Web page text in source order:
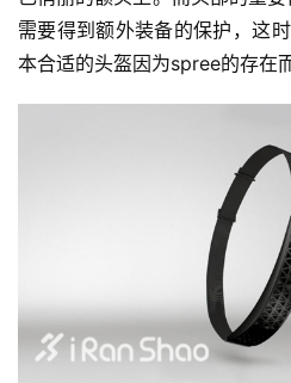
运
动
集
需要得到额外装备的保护，这
本合适的头盔因为spree的存在